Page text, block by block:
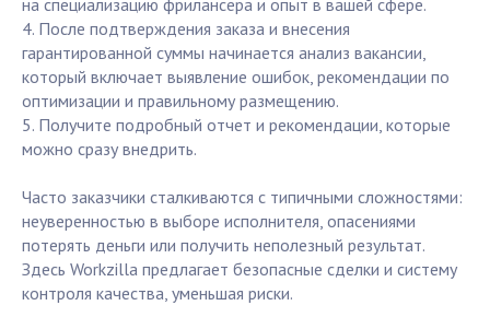
на специализацию фрилансера и опыт в вашей сфере.
4. После подтверждения заказа и внесения
гарантированной суммы начинается анализ вакансии,
который включает выявление ошибок, рекомендации по
оптимизации и правильному размещению.
5. Получите подробный отчет и рекомендации, которые
можно сразу внедрить.
Часто заказчики сталкиваются с типичными сложностями:
неуверенностью в выборе исполнителя, опасениями
потерять деньги или получить неполезный результат.
Здесь Workzilla предлагает безопасные сделки и систему
контроля качества, уменьшая риски.